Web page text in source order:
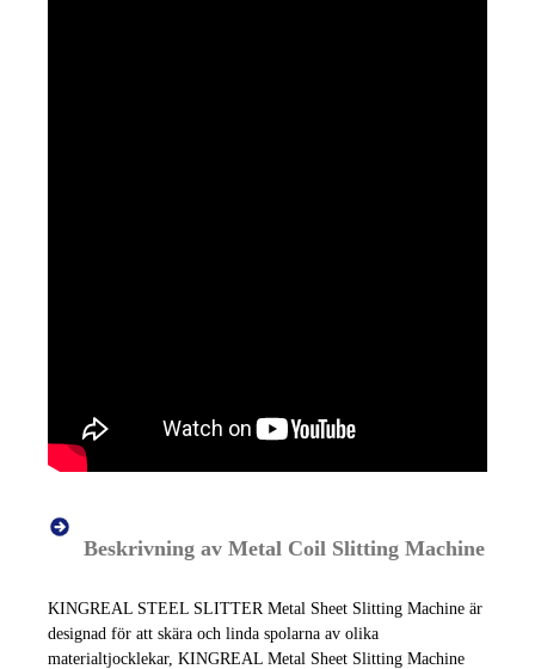
Beskrivning av Metal Coil Slitting Machine
KINGREAL STEEL SLITTER Metal Sheet Slitting Machine är
designad för att skära och linda spolarna av olika
materialtjocklekar, KINGREAL Metal Sheet Slitting Machine